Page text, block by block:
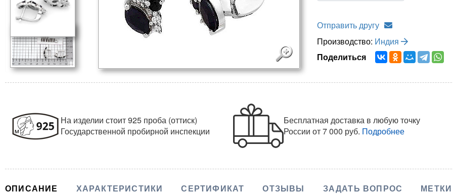
Отправить другу
Производство: Индия
Поделиться
На изделии стоит 925 проба (оттиск)
Государственной пробирной инспекции
Бесплатная доставка в любую точку
Россииот 7 000 руб. Подробнее
ОПИСАНИЕ ХАРАКТЕРИСТИКИ СЕРТИФИКАТ ОТЗЫВЫ ЗАДАТЬ ВОПРОС МЕТКИ